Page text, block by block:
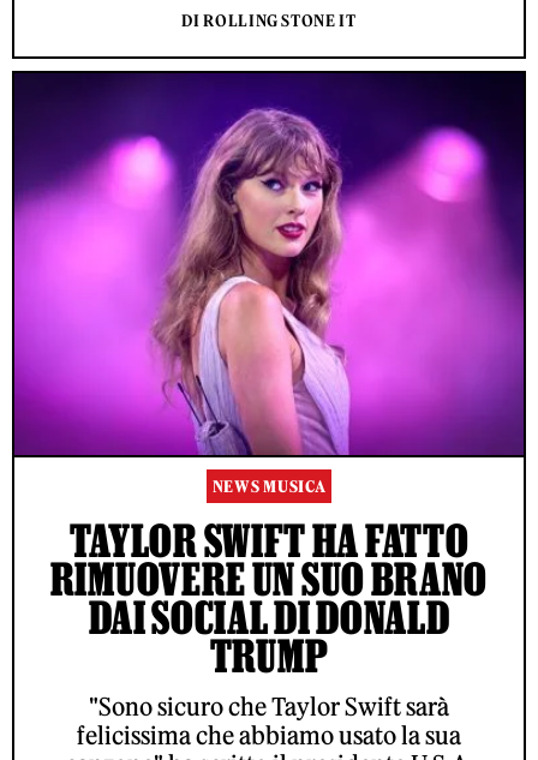
DI ROLLING STONE IT
NEWS MUSICA
TAYLOR SWIFT HA FATTO
RIMUOVERE UN SUO BRANO
DAI SOCIAL DI DONALD
TRUMP
"Sono sicuro che Taylor Swift sarà
felicissima che abbiamo usato la sua